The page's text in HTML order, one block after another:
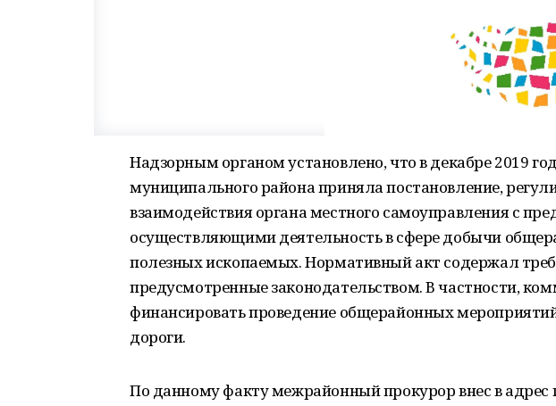
Надзорным органом установлено, что в декабре 2019
муниципального района приняла постановление,
взаимодействия органа местного самоуправления с
осуществляющими деятельность в сфере добычи
полезных ископаемых. Нормативный акт содержал
предусмотренные законодательством. В частности,
финансировать проведение общерайонных
дороги.
По данному факту межрайонный прокурор внес в